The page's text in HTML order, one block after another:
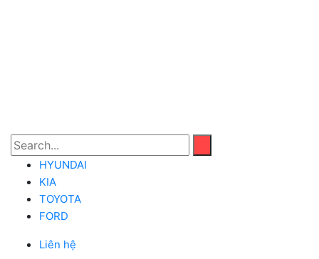
HYUNDAI
KIA
TOYOTA
FORD
Liên hệ